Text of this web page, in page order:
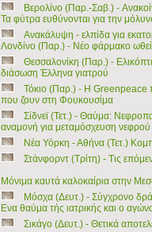
Βερολίνο (Παρ.-Σαβ.) -
Τα φύτρα ευθύνονται για την
Ανακάλυψη - ελπίδα για
Λονδίνο (Παρ.) - Νέο φάρμακο ωθεί
Θεσσαλονίκη (Παρ.) -
διάσωση Έλληνα γιατρού
Τόκιο (Παρ.) - Η Greenpeace
που ζουν στη Φουκουσίμα
Σίδνεϊ (Τετ.) - Θαύμα:
αναμονή για μεταμόσχευση νεφρού
Νέα Υόρκη - Αθήνα (Τετ.)
Στάνφορντ (Τρίτη) - Tις
Μόνιμα καυτά καλοκαίρια στην
Μόσχα (Δευτ.) - Σύγχρονο
Ενα θαύμα τής ιατρικής και ο
Σικάγο (Δευτ.) - Θετικά